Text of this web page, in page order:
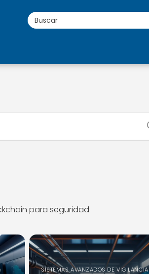
para seguridad
SISTEMAS AVANZADOS DE VIGILANCIA